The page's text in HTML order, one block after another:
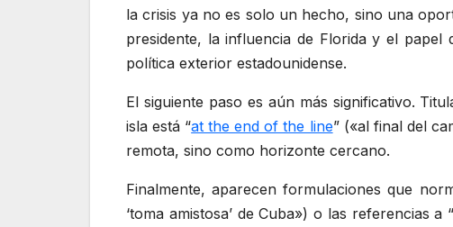
la crisis ya no es solo un hecho, sino una
presidente, la influencia de Florida y el
política exterior estadounidense.
El siguiente paso es aún más significativo.
isla está “at the end of the line” («al final del
remota, sino como horizonte cercano.
Finalmente, aparecen formulaciones que
‘toma amistosa’ de Cuba») o las referencias